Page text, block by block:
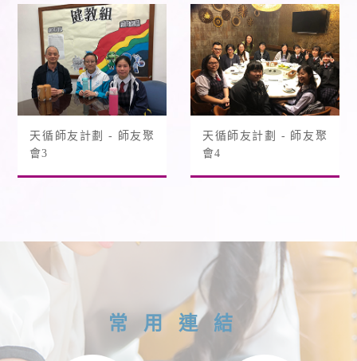
天循師友計劃 - 師友聚
會3
天循師友計劃 - 師友聚
會4
常用連結